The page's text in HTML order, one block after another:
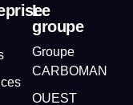
Le
groupe
Groupe
CARBOMAN
OUEST